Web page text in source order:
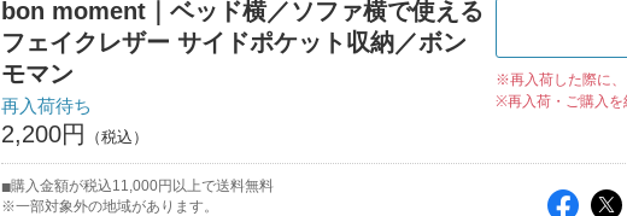
bon moment｜ベッド横／ソファ横で使える
フェイクレザー サイドポケット収納／ボン
モマン
再入荷待ち
2,200円
※再入荷した際に
※再入荷・ご購入を
購入金額が税込11,000円以上で送料無料
※一部対象外の地域があります。